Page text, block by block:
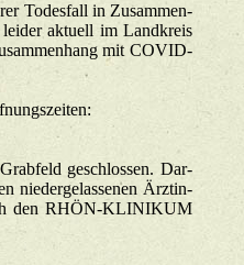
To­des­fall in Zu­sam­men­
ak­tu­ell im Land­kreis
mit CO­VID-
ge­schlos­sen. Dar­
nie­der­ge­las­se­nen Ärz­tin­
den RHÖN-KLI­NI­KUM